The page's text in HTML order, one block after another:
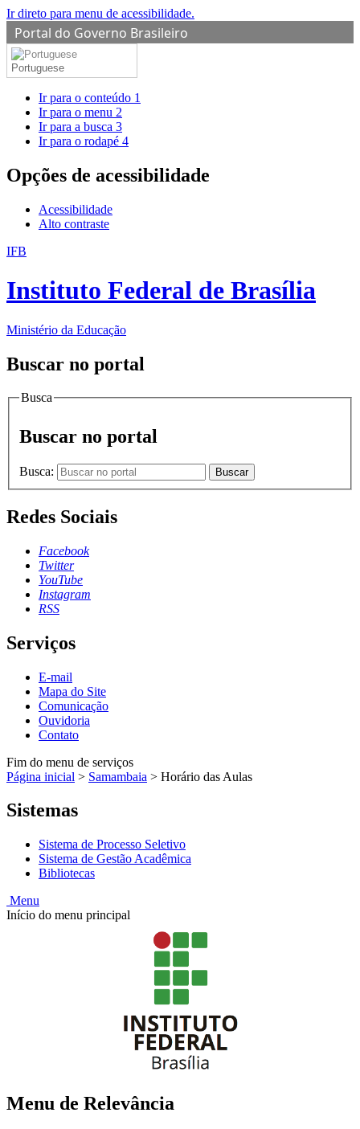
Ir direto para menu de acessibilidade.
Portal do Governo Brasileiro
Portuguese
Ir para o conteúdo 1
Ir para o menu 2
Ir para a busca 3
Ir para o rodapé 4
Opções de acessibilidade
Acessibilidade
Alto contraste
IFB
Instituto Federal de Brasília
Ministério da Educação
Buscar no portal
Busca
Buscar no portal
Busca: Buscar
Redes Sociais
Facebook
Twitter
YouTube
Instagram
RSS
Serviços
E-mail
Mapa do Site
Comunicação
Ouvidoria
Contato
Fim do menu de serviços
Página inicial > Samambaia > Horário das Aulas
Sistemas
Sistema de Processo Seletivo
Sistema de Gestão Acadêmica
Bibliotecas
Menu
Início do menu principal
Menu de Relevância